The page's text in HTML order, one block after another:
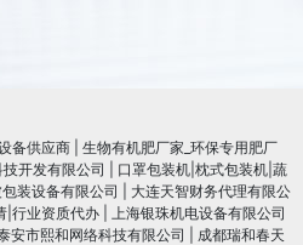
备供应商
生物有机肥厂家_环保专用肥厂
开发有限公司
口罩包装机|枕式包装机|蔬
装设备有限公司
大连天智财务代理有限公
|行业资质代办
上海银珠机电设备有限公司
安市熙和网络科技有限公司
成都瑞和春天